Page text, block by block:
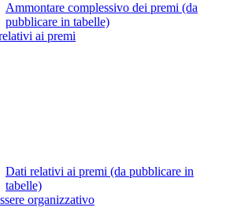
Ammontare complessivo dei premi (da
pubblicare in tabelle)
ai premi
Dati relativi ai premi (da pubblicare in
tabelle)
organizzativo